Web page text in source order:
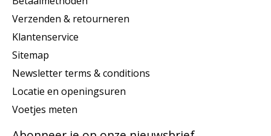
Verzenden & retourneren
Klantenservice
Sitemap
Newsletter terms & conditions
Locatie en openingsuren
Voetjes meten